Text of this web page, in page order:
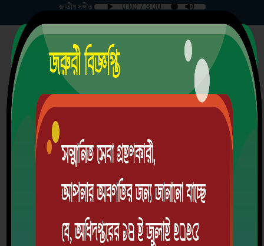
জাতীয় সঙ্গীত
আটি পাঁচদোনা উচ্চ বিদ্যালয়
পাঁচদোনা, আটি, কেরানিগঞ্জ, ঢাকা।
স্থাপিতঃ ১৯৫৭ খ্রিঃ
EIIN: 108067 | MPO Code: 2607031302
ডাউনলোড অ্যাপ লগইন অ্যালামনাই